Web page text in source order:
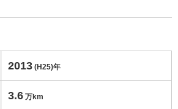
2013 (H25)年
3.6 万km